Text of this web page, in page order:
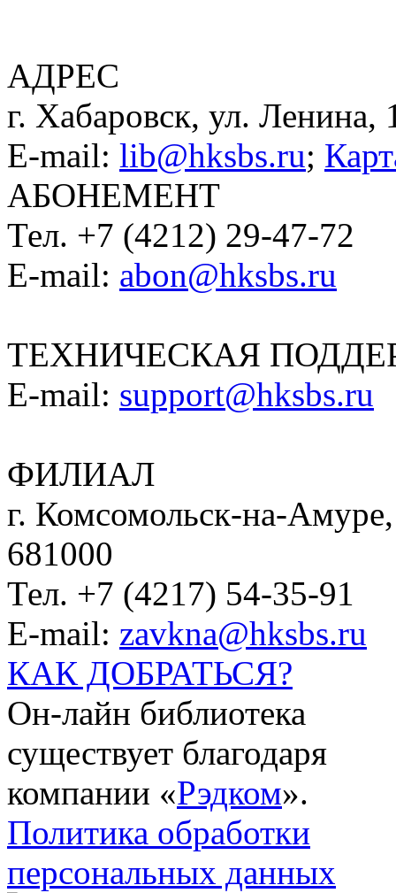
АДРЕС
г. Хабаровск, ул. Ленина,
E-mail: lib@hksbs.ru;
АБОНЕМЕНТ
Тел. +7 (4212) 29-47-72
E-mail: abon@hksbs.ru
ТЕХНИЧЕСКАЯ
E-mail: support@hksbs.ru
ФИЛИАЛ
г. Комсомольск-на-
681000
Тел. +7 (4217) 54-35-91
E-mail: zavkna@hksbs.ru
КАК ДОБРАТЬСЯ?
Он-лайн библиотека
существует благодаря
компании «Рэдком».
Политика обработки
персональных данных